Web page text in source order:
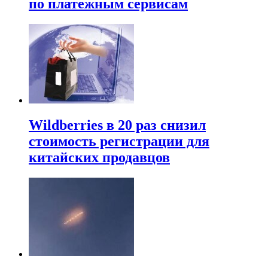
по платежным сервисам
Wildberries в 20 раз снизил
стоимость регистрации для
китайских продавцов